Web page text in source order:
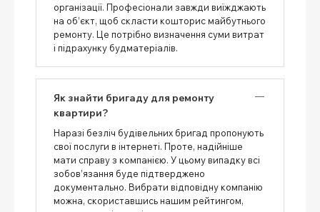
організації. Професіонали завжди виїжджають
на об’єкт, щоб скласти кошторис майбутнього
ремонту. Це потрібно визначення суми витрат
і підрахунку будматеріалів.
Як знайти бригаду для ремонту
квартири?
Наразі безліч будівельних бригад пропонують
свої послуги в інтернеті. Проте, надійніше
мати справу з компанією. У цьому випадку всі
зобов’язання буде підтверджено
документально. Вибрати відповідну компанію
можна, скориставшись нашим рейтингом,